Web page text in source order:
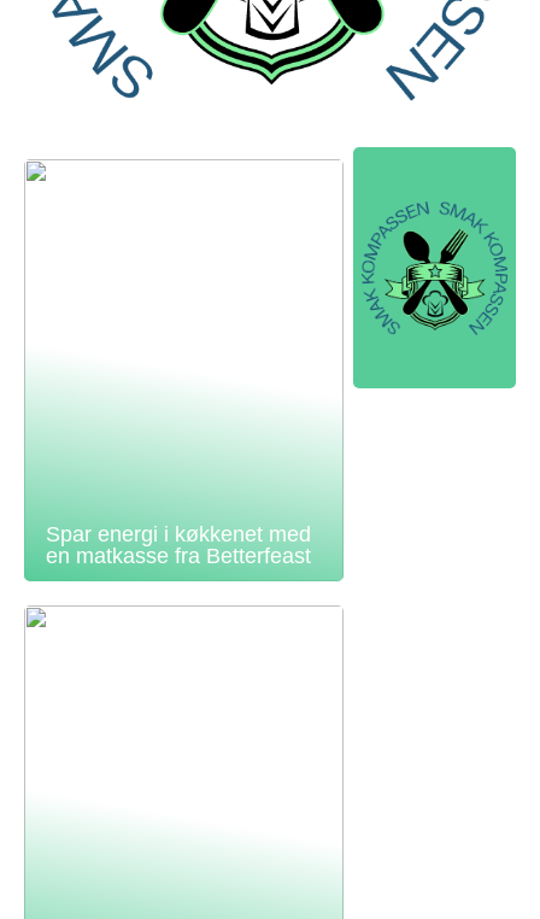
Spar energi i køkkenet med
en matkasse fra Betterfeast